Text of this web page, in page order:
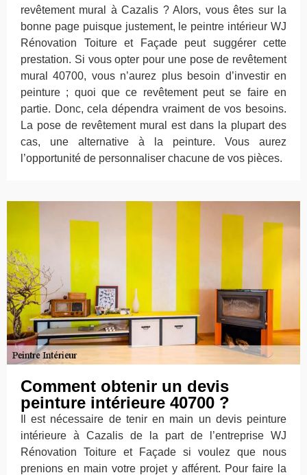
revêtement mural à Cazalis ? Alors, vous êtes sur la
bonne page puisque justement, le peintre intérieur WJ
Rénovation Toiture et Façade peut suggérer cette
prestation. Si vous opter pour une pose de revêtement
mural 40700, vous n’aurez plus besoin d’investir en
peinture ; quoi que ce revêtement peut se faire en
partie. Donc, cela dépendra vraiment de vos besoins.
La pose de revêtement mural est dans la plupart des
cas, une alternative à la peinture. Vous aurez
l’opportunité de personnaliser chacune de vos pièces.
Comment obtenir un devis
peinture intérieure 40700 ?
Il est nécessaire de tenir en main un devis peinture
intérieure à Cazalis de la part de l’entreprise WJ
Rénovation Toiture et Façade si voulez que nous
prenions en main votre projet y afférent. Pour faire la